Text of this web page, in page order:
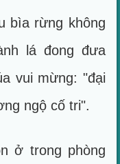
bìa rừng không
lá đong đưa
vui mừng: "đại
ngộ cố tri".
ở trong phòng